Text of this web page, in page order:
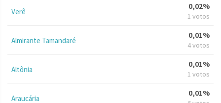
Verê
0,02%
1 votos
Almirante Tamandaré
0,01%
4 votos
Altônia
0,01%
1 votos
Araucária
0,01%